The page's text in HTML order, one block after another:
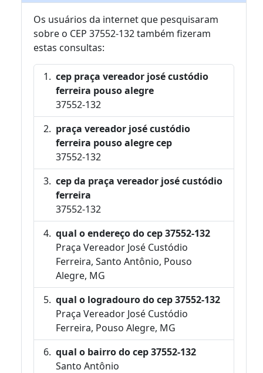
Os usuários da internet que pesquisaram
sobre o CEP 37552-132 também fizeram
estas consultas:
cep praça vereador josé custódio
ferreira pouso alegre
37552-132
praça vereador josé custódio
ferreira pouso alegre cep
37552-132
cep da praça vereador josé custódio
ferreira
37552-132
qual o endereço do cep 37552-132
Praça Vereador José Custódio
Ferreira, Santo Antônio, Pouso
Alegre, MG
qual o logradouro do cep 37552-132
Praça Vereador José Custódio
Ferreira, Pouso Alegre, MG
qual o bairro do cep 37552-132
Santo Antônio